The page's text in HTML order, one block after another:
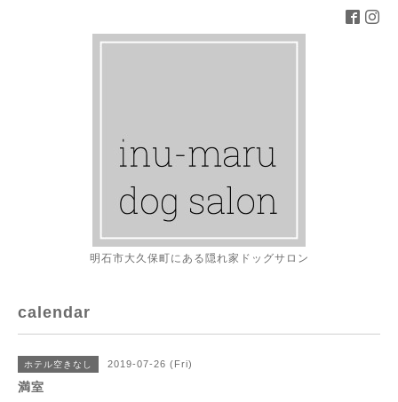
明石市大久保町にある隠れ家ドッグサロン
calendar
ホテル空きなし 2019-07-26 (Fri)
満室